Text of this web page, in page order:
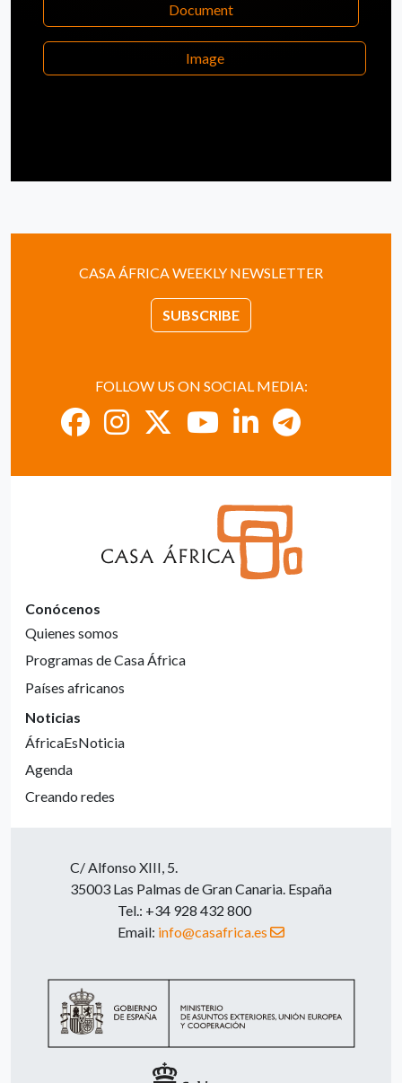
Document
Image
CASA ÁFRICA WEEKLY NEWSLETTER
SUBSCRIBE
FOLLOW US ON SOCIAL MEDIA:
Conócenos
Quienes somos
Programas de Casa África
Países africanos
Noticias
ÁfricaEsNoticia
Agenda
Creando redes
C/ Alfonso XIII, 5.
35003 Las Palmas de Gran Canaria. España
Tel.: +34 928 432 800
Email: info@casafrica.es